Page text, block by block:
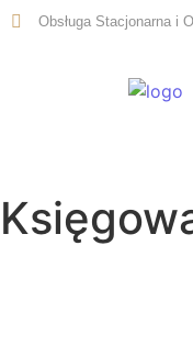
Obsługa Stacjonarna i